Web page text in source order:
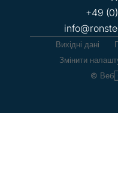
+49
Вихідні дані
Змінити
© Веб-